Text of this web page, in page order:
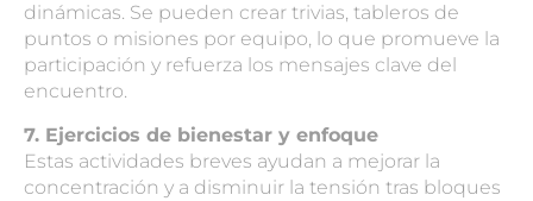
dinámicas. Se pueden crear trivias, tableros de
puntos o misiones por equipo, lo que promueve la
participación y refuerza los mensajes clave del
encuentro.
7. Ejercicios de bienestar y enfoque
Estas actividades breves ayudan a mejorar la
concentración y a disminuir la tensión tras bloques